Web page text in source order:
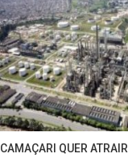
CAMAÇARI QUER